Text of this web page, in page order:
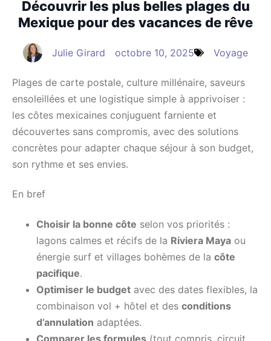
Découvrir les plus belles plages du
Mexique pour des vacances de rêve
Julie Girard octobre 10, 2025 Voyage
Plages de carte postale, culture millénaire, saveurs
ensoleillées et une logistique simple à apprivoiser :
les côtes mexicaines conjuguent farniente et
découvertes sans compromis, avec des solutions
concrètes pour adapter chaque séjour à son budget,
son rythme et ses envies.
En bref
Choisir la bonne côte selon vos priorités :
lagons calmes et récifs de la Riviera Maya ou
énergie surf et villages bohèmes de la côte
pacifique.
Optimiser le budget avec des dates flexibles, la
combinaison vol + hôtel et des conditions
d’annulation adaptées.
Comparer les formules (tout compris, circuit